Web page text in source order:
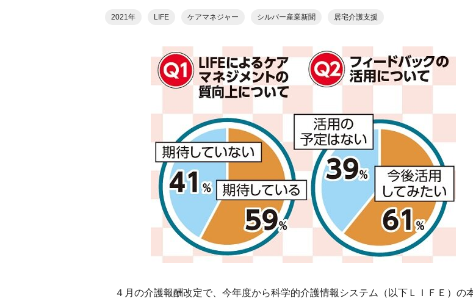
2021年 LIFE ケアマネジャー シルバー産業新聞 居宅介護支援
４月の介護報酬改定で、今年度から科学的介護情報システム（以下ＬＩＦＥ）の